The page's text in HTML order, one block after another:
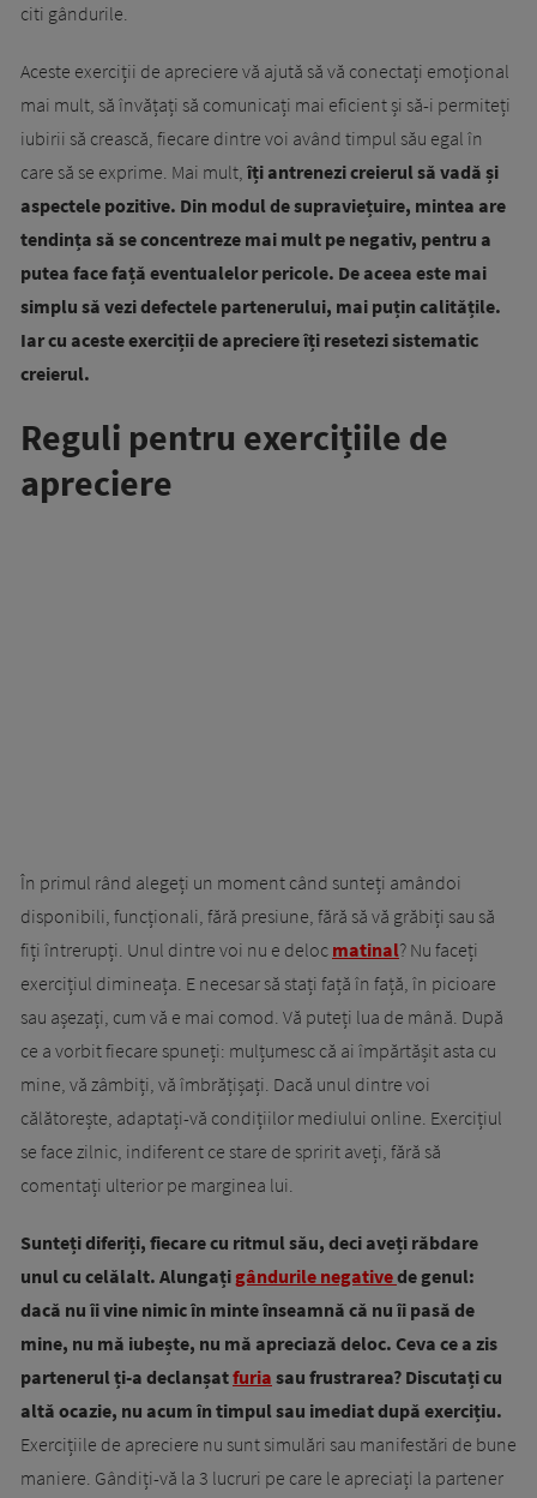
citi gândurile.
Aceste exerciții de apreciere vă ajută să vă conectați emoțional
mai mult, să învățați să comunicați mai eficient și să-i permiteți
iubirii să crească, fiecare dintre voi având timpul său egal în
care să se exprime. Mai mult, îți antrenezi creierul să vadă și
aspectele pozitive. Din modul de supraviețuire, mintea are
tendința să se concentreze mai mult pe negativ, pentru a
putea face față eventualelor pericole. De aceea este mai
simplu să vezi defectele partenerului, mai puțin calitățile.
Iar cu aceste exerciții de apreciere îți resetezi sistematic
creierul.
Reguli pentru exercițiile de
apreciere
În primul rând alegeți un moment când sunteți amândoi
disponibili, funcționali, fără presiune, fără să vă grăbiți sau să
fiți întrerupți. Unul dintre voi nu e deloc matinal? Nu faceți
exercițiul dimineața. E necesar să stați față în față, în picioare
sau așezați, cum vă e mai comod. Vă puteți lua de mână. După
ce a vorbit fiecare spuneți: mulțumesc că ai împărtășit asta cu
mine, vă zâmbiți, vă îmbrățișați. Dacă unul dintre voi
călătorește, adaptați-vă condițiilor mediului online. Exercițiul
se face zilnic, indiferent ce stare de spririt aveți, fără să
comentați ulterior pe marginea lui.
Sunteți diferiți, fiecare cu ritmul său, deci aveți răbdare
unul cu celălalt. Alungațigândurile negativede genul:
dacă nu îi vine nimic în minte înseamnă că nu îi pasă de
mine, nu mă iubește, nu mă apreciază deloc. Ceva ce a zis
partenerul ți-a declanșatfuria sau frustrarea? Discutați cu
altă ocazie, nu acum în timpul sau imediat după exercițiu.
Exercițiile de apreciere nu sunt simulări sau manifestări de bune
maniere. Gândiți-vă la 3 lucruri pe care le apreciați la partener